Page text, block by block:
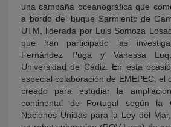
una campaña oceanográfica que
a bordo del buque Sarmiento de
UTM, liderada por Luis Somoza
que han participado las
Fernández Puga y Vanessa
Universidad de Cádiz. En esta
especial colaboración de EMEPEC, el
creado para estudiar la
continental de Portugal según la
Naciones Unidas para la Ley del